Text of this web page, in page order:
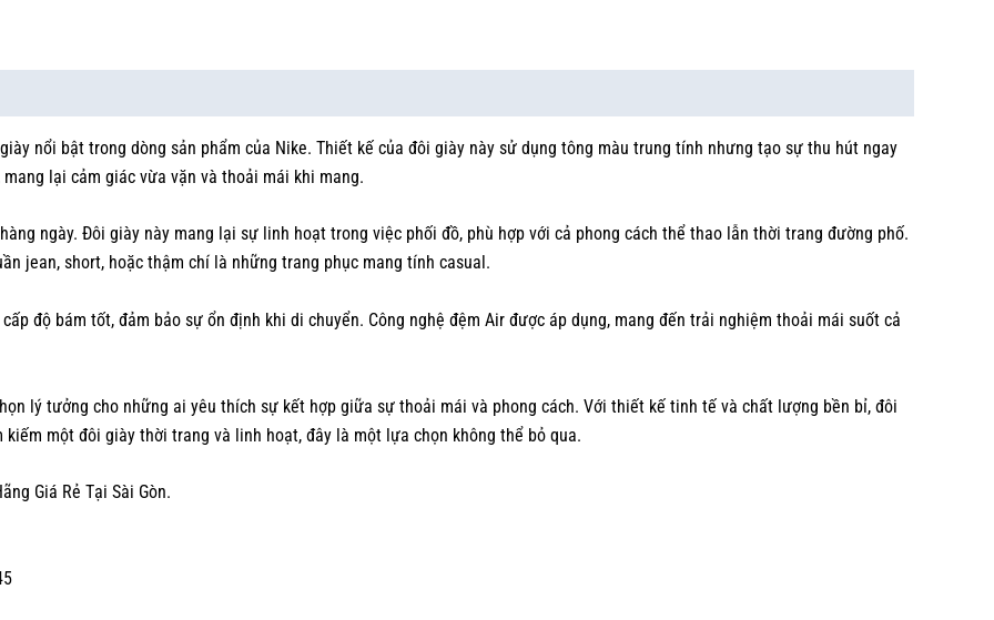
nổi bật trong dòng sản phẩm của Nike. Thiết kế của đôi giày này sử dụng tông màu trung tính nhưng tạo sự thu hút ngay
lại cảm giác vừa vặn và thoải mái khi mang.
ngày. Đôi giày này mang lại sự linh hoạt trong việc phối đồ, phù hợp với cả phong cách thể thao lẫn thời trang đường phố.
jean, short, hoặc thậm chí là những trang phục mang tính casual.
độ bám tốt, đảm bảo sự ổn định khi di chuyển. Công nghệ đệm Air được áp dụng, mang đến trải nghiệm thoải mái suốt cả
lý tưởng cho những ai yêu thích sự kết hợp giữa sự thoải mái và phong cách. Với thiết kế tinh tế và chất lượng bền bỉ, đôi
một đôi giày thời trang và linh hoạt, đây là một lựa chọn không thể bỏ qua.
Giá Rẻ Tại Sài Gòn.